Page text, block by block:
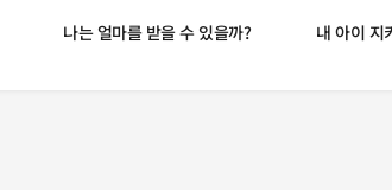
나는 얼마를 받을 수 있을까? 내 아이 지